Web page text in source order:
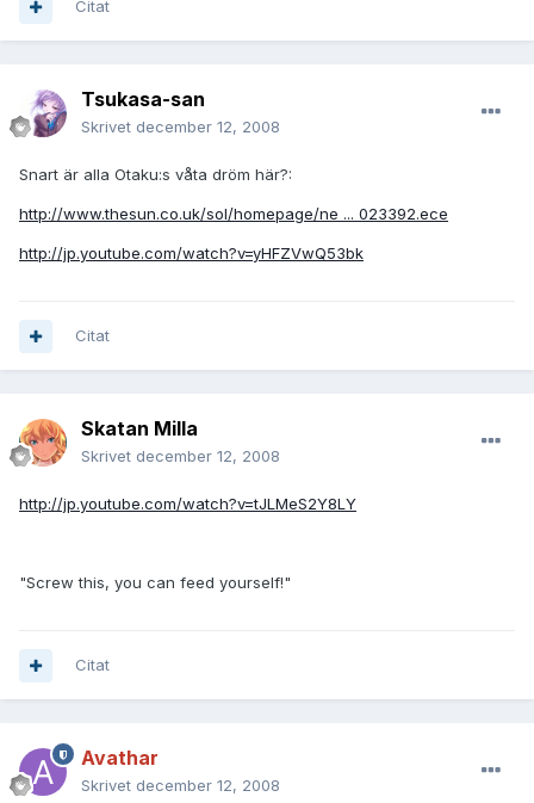
Citat
Tsukasa-san
Skrivet december 12, 2008
Snart är alla Otaku:s våta dröm här?:
http://www.thesun.co.uk/sol/homepage/ne ... 023392.ece
http://jp.youtube.com/watch?v=yHFZVwQ53bk
Citat
Skatan Milla
Skrivet december 12, 2008
http://jp.youtube.com/watch?v=tJLMeS2Y8LY
"Screw this, you can feed yourself!"
Citat
Avathar
Skrivet december 12, 2008